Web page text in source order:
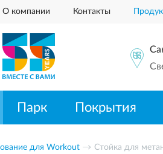
О компании Контакты
Парк Покрытия
для Workout Стойка для